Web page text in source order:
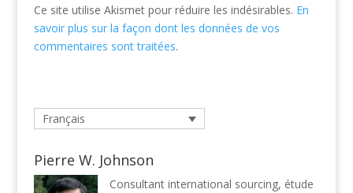
Ce site utilise Akismet pour réduire les indésirables. En
savoir plus sur la façon dont les données de vos
commentaires sont traitées.
Français
Pierre W. Johnson
Consultant international sourcing, étude